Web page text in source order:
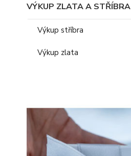
VÝKUP ZLATA A STŘÍBRA
Výkup stříbra
Výkup zlata